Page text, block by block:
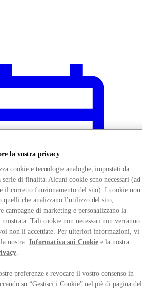
la vostra privacy
cookie e tecnologie analoghe, impostati da
di finalità. Alcuni cookie sono necessari (ad
il corretto funzionamento del sito). I cookie non
quelli che analizzano l’utilizzo del sito,
campagne di marketing e personalizzano la
Tali cookie non necessari non verranno
non li accettiate. Per ulteriori informazioni, vi
nostra
Informativa sui Cookie e la nostra
preferenze e revocare il vostro consenso in
su “Gestisci i Cookie” nel piè di pagina del